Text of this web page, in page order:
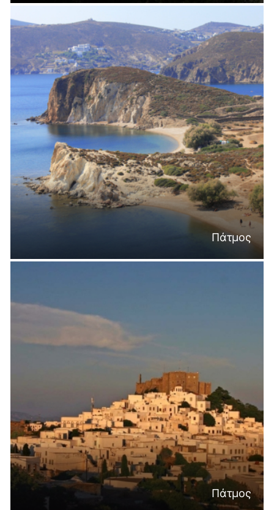
Πάτμος
Πάτμος